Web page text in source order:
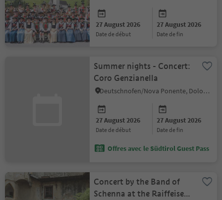
27 August 2026
date de début
27 August 2026
date de fin
Summer nights - Concert:
Coro Genzianella
Deutschnofen/Nova Ponente, Dolomites Region Eggental
27 August 2026
date de début
27 August 2026
date de fin
Offres avec le Südtirol Guest Pass
Concert by the Band of
Schenna at the Raiffeisen